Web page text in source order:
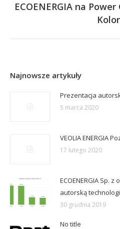
ECOENERGIA na
Najnowsze artykuły
Prezentacja
5 marca 2020
VEOLIA ENERGIA
17 lutego 2020
ECOENERGIA Sp. z
autorską
30 grudnia 2019
No title